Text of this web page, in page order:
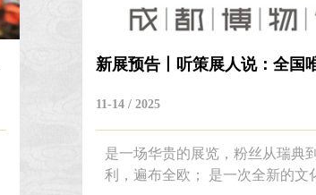
11-14 / 2025
是一场华贵的展览，粉丝从瑞典
利，遍布全欧； 是一次全新的文